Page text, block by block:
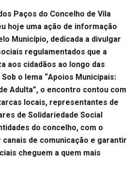
Paços do Concelho de Vila
hoje uma ação de informação
Município, dedicada a divulgar
regulamentados que a
aos cidadãos ao longo das
o lema “Apoios Municipais:
Adulta”, o encontro contou com
locais, representantes de
de Solidariedade Social
do concelho, com o
de comunicação e garantir
cheguem a quem mais